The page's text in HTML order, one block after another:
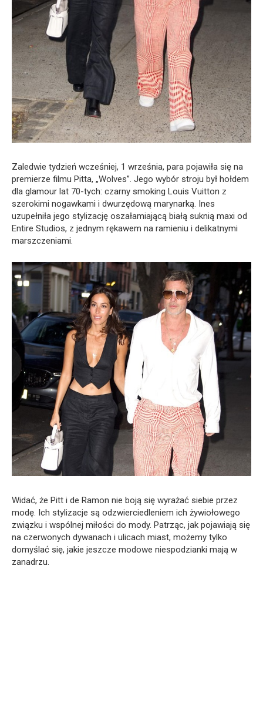
Zaledwie tydzień wcześniej, 1 września, para pojawiła się na
premierze filmu Pitta, „Wolves”. Jego wybór stroju był hołdem
dla glamour lat 70-tych: czarny smoking Louis Vuitton z
szerokimi nogawkami i dwurzędową marynarką. Ines
uzupełniła jego stylizację oszałamiającą białą suknią maxi od
Entire Studios, z jednym rękawem na ramieniu i delikatnymi
marszczeniami.
Widać, że Pitt i de Ramon nie boją się wyrażać siebie przez
modę. Ich stylizacje są odzwierciedleniem ich żywiołowego
związku i wspólnej miłości do mody. Patrząc, jak pojawiają się
na czerwonych dywanach i ulicach miast, możemy tylko
domyślać się, jakie jeszcze modowe niespodzianki mają w
zanadrzu.